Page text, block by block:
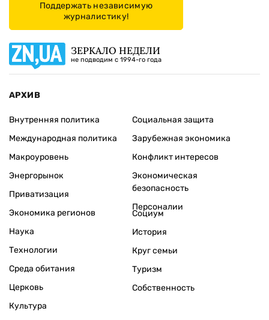
Поддержать независимую
журналистику!
ЗЕРКАЛО НЕДЕЛИ
не подводим с 1994-го года
АРХИВ
Внутренняя политика
Международная политика
Макроуровень
Энергорынок
Приватизация
Экономика регионов
Социальная защита
Зарубежная экономика
Конфликт интересов
Экономическая
безопасность
Персоналии
Наука
Технологии
Среда обитания
Церковь
Культура
Социум
История
Круг семьи
Туризм
Собственность